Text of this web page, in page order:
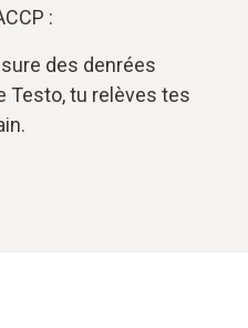
:
des denrées
Testo, tu relèves tes